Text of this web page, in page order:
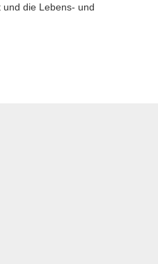
die Lebens- und